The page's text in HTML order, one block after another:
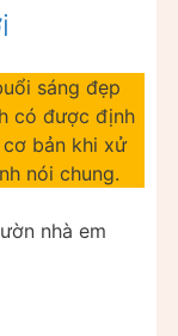
sáng đẹp
có được định
bản khi xử
nói chung.
nhà em